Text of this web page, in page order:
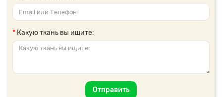
Какую ткань вы ищите:
Отправить